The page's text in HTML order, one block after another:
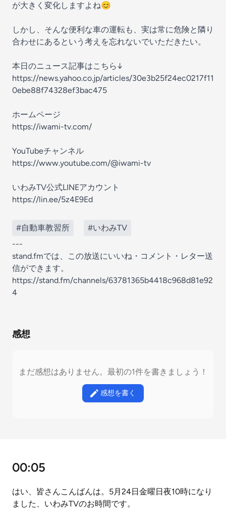
が大きく変化しますよね😊
しかし、そんな便利な車の運転も、実は常に危険と隣り
合わせにあるという考えを忘れないでいただきたい。
本日のニュース記事はこちら↓
https://news.yahoo.co.jp/articles/30e3b25f24ec0217f11
0ebe88f74328ef3bac475
ホームページ
https://iwami-tv.com/
YouTubeチャンネル
https://www.youtube.com/@iwami-tv
いわみTV公式LINEアカウント
https://lin.ee/5z4E9Ed
#自動車教習所
#いわみTV
---
stand.fmでは、この放送にいいね・コメント・レター送
信ができます。
https://stand.fm/channels/63781365b4418c968d81e92
4
感想
まだ感想はありません。最初の1件を書きましょう！
感想を書く
00:05
はい、皆さんこんばんは。5月24日金曜日夜10時になり
ました、いわみTVのお時間です。